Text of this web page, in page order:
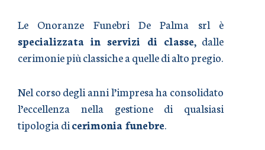
Le Onoranze Funebri De Palma srl è
specializzata in servizi di classe, dalle
cerimonie più classiche a quelle di alto pregio.
Nel corso degli anni l’impresa ha consolidato
l’eccellenza nella gestione di qualsiasi
tipologia dicerimonia funebre.